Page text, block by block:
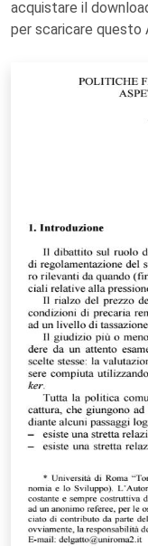
acquistare il
per scaricare